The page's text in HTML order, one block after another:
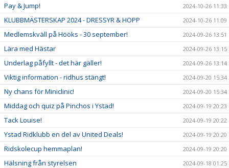
Pay & Jump! 2024-10-26 11:33
KLUBBMÄSTERSKAP 2024 - DRESSYR & HOPP 2024-10-26 11:09
Medlemskväll på Hööks - 30 september! 2024-09-26 13:51
Lära med Hästar 2024-09-26 13:15
Underlag påfyllt - det här gäller! 2024-09-26 13:14
Viktig information - ridhus stängt! 2024-09-20 15:34
Ny chans för Miniclinic! 2024-09-20 15:34
Middag och quiz på Pinchos i Ystad! 2024-09-19 20:23
Tack Louise! 2024-09-19 20:22
Ystad Ridklubb en del av United Deals! 2024-09-19 20:20
Ridskolecup hemmaplan! 2024-09-19 20:20
Hälsning från styrelsen 2024-09-18 01:25